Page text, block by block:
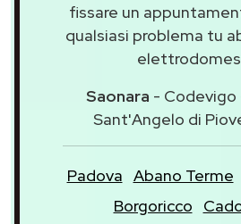
fissare un
qualsiasi problema tu
Saonara - Codevigo
Sant'Angelo di
Padova Abano Terme
Borgoricco